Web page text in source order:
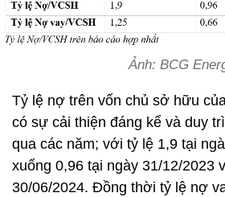
Ảnh: BCG
Tỷ lệ nợ trên vốn chủ sở hữu
có sự cải thiện đáng kể và duy
qua các năm; với tỷ lệ 1,9 tại
xuống 0,96 tại ngày 31/12/2023
30/06/2024. Đồng thời tỷ lệ nợ